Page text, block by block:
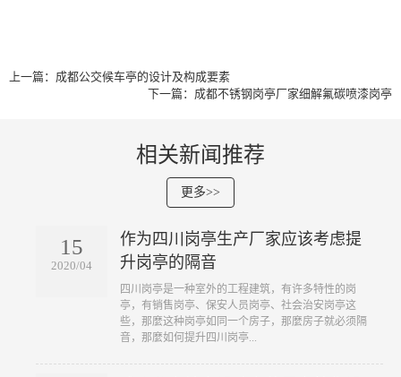
上一篇：成都公交候车亭的设计及构成要素
下一篇：成都不锈钢岗亭厂家细解氟碳喷漆岗亭
相关新闻推荐
更多>>
15
2020/04
作为四川岗亭生产厂家应该考虑提
升岗亭的隔音
四川岗亭是一种室外的工程建筑，有许多特性的岗
亭，有销售岗亭、保安人员岗亭、社会治安岗亭这
些，那麼这种岗亭如同一个房子，那麼房子就必须隔
音，那麼如何提升四川岗亭...